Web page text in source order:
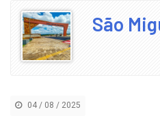
São
04 / 08 / 2025